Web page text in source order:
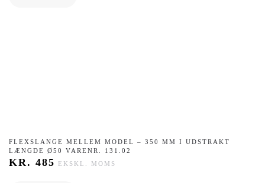
FLEXSLANGE MELLEM MODEL – 350 MM I UDSTRAKT
LÆNGDE Ø50 VARENR. 131.02
KR. 485 EKSKL. MOMS